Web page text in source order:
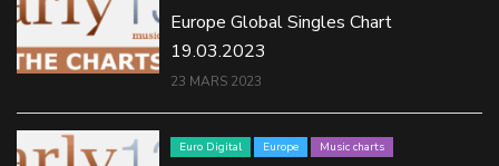
Europe Global Singles Chart
19.03.2023
23 MARS 2023
Euro Digital Europe Music charts